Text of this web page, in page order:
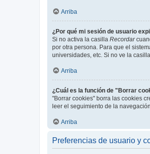
Arriba
¿Por qué mi sesión de usuario
Si no activa la casilla Recordar
por otra persona. Para que el
universidades, etc. Si no ve la
Arriba
¿Cuál es la función de "Borrar
"Borrar cookies" borra las cookies
leer el seguimiento de la
Arriba
Preferencias de usuario y